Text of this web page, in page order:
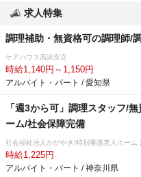
求人特集
調理補助・無資格可の調理師/
ケアハウス高浜安立
時給1,140円～1,150円
アルバイト・パート / 愛知県
「週3から可」調理スタッフ/
ーム/社会保障完備
社会福祉法人かがやき/特別養護老人ホーム
時給1,225円
アルバイト・パート / 神奈川県